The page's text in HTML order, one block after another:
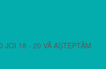
JOI 18 - 20 VĂ AȘTEPTĂM